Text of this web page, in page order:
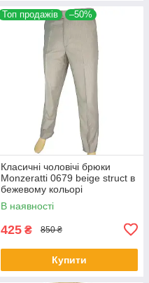
Топ продажів –50%
Класичні чоловічі брюки
Monzeratti 0679 beige struct в
бежевому кольорі
В наявності
425 ₴ 850 ₴
Купити